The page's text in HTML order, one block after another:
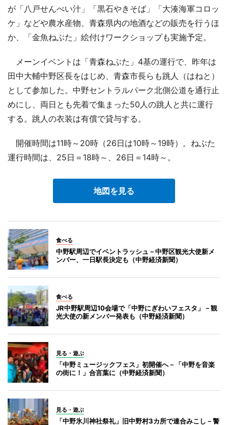
が「八戸せんべい汁」「黒石やきそば」「大湊海軍コロッ
ケ」などや農水産物、青森県内の地酒などの販売を行うほ
か、「金魚ねぶた」絵付けワークショップも実施予定。
メーンイベントは「青森ねぶた」4基の運行で、昨年は
田中大輔中野区長をはじめ、青森市長らも跳人（はねと）
として参加した。中野セントラルパーク北側公道を通行止
めにし、両日とも先着で集まった50人の跳人と共に運行
する。跳人の衣装は有償で貸与する。
開催時間は11時～20時（26日は10時～19時）。ねぶた
運行時間は、25日＝18時～、26日＝14時～。
地図を見る
食べる
中野駅周辺でイベントラッシュ－中野区観光大使新メ
ンバー、一日駅長決定も（中野経済新聞）
食べる
JR中野駅周辺10会場で「中野にぎわいフェスタ」－観
光大使の新メンバー発表も（中野経済新聞）
見る・遊ぶ
「中野ミュージックフェス」初開催へ－「中野を音楽
の街に！」合言葉に（中野経済新聞）
見る・遊ぶ
「中野氷川神社祭礼」旧中野村3カ所で連合みこし－警